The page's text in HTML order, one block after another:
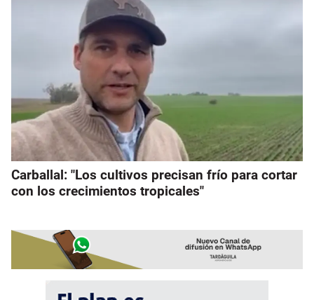
Carballal: "Los cultivos precisan frío para cortar
con los crecimientos tropicales"